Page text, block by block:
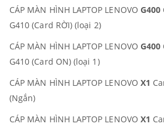
CÁP MÀN HÌNH LAPTOP LENOVO G400
G410 (Card RỜI) (loại 2)
CÁP MÀN HÌNH LAPTOP LENOVO G400
G410 (Card ON) (loại 1)
CÁP MÀN HÌNH LAPTOP LENOVO X1
(Ngắn)
CÁP MÀN HÌNH LAPTOP LENOVO X1